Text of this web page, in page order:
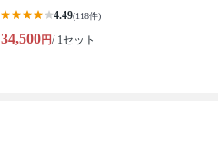
4.49(118件)
34,500円/ 1セット